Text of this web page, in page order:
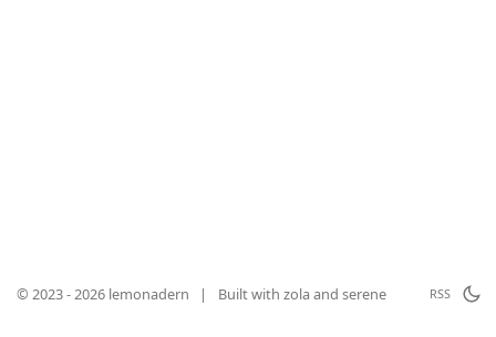
© 2023 - 2026 lemonadern | Built with zola and serene RSS